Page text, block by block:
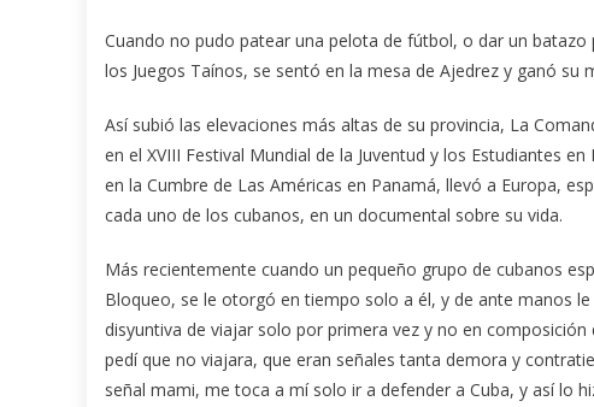
Cuando no pudo patear una pelota de fútbol, o dar un
los Juegos Taínos, se sentó en la mesa de Ajedrez y ganó
Así subió las elevaciones más altas de su provincia, La
en el XVIII Festival Mundial de la Juventud y los Estudiantes
en la Cumbre de Las Américas en Panamá, llevó a Europa,
cada uno de los cubanos, en un documental sobre su vida.
Más recientemente cuando un pequeño grupo de cubanos
Bloqueo, se le otorgó en tiempo solo a él, y de ante manos
disyuntiva de viajar solo por primera vez y no en
pedí que no viajara, que eran señales tanta demora y
señal mami, me toca a mí solo ir a defender a Cuba, y así lo